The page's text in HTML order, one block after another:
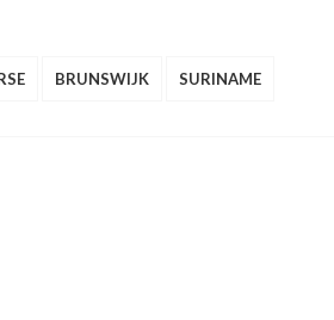
BRUNSWIJK SURINAME